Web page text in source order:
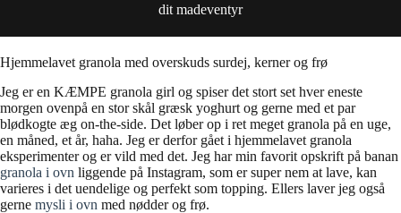
dit madeventyr
Hjemmelavet granola med overskuds surdej, kerner og frø
Jeg er en KÆMPE granola girl og spiser det stort set hver eneste
morgen ovenpå en stor skål græsk yoghurt og gerne med et par
blødkogte æg on-the-side. Det løber op i ret meget granola på en uge,
en måned, et år, haha. Jeg er derfor gået i hjemmelavet granola
eksperimenter og er vild med det. Jeg har min favorit opskrift på banan
granola i ovn liggende på Instagram, som er super nem at lave, kan
varieres i det uendelige og perfekt som topping. Ellers laver jeg også
gerne mysli i ovn med nødder og frø.